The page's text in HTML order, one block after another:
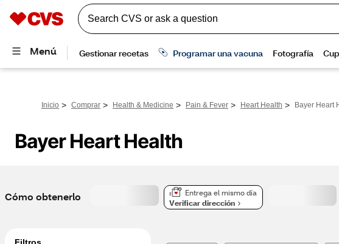
Inicio > Comprar > Health & Medicine > Pain & Fever > Heart Health > Bayer Heart
Bayer Heart Health
Cómo obtenerlo
Entrega el mismo día
Verificar dirección